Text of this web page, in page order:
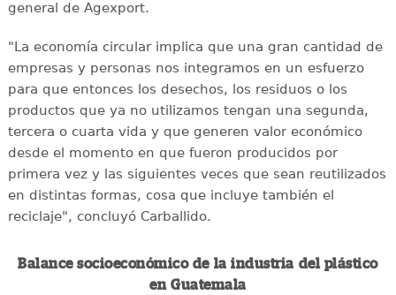
general de Agexport.
"La economía circular implica que una gran cantidad de
empresas y personas nos integramos en un esfuerzo
para que entonces los desechos, los residuos o los
productos que ya no utilizamos tengan una segunda,
tercera o cuarta vida y que generen valor económico
desde el momento en que fueron producidos por
primera vez y las siguientes veces que sean reutilizados
en distintas formas, cosa que incluye también el
reciclaje", concluyó Carballido.
Balance socioeconómico de la industria del plástico
en Guatemala